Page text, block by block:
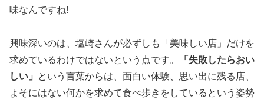
味なんですね!
興味深いのは、塩崎さんが必ずしも「美味しい店」だけを
求めているわけではないという点です。
「失敗したらおい
しい」
という言葉からは、面白い体験、思い出に残る店、
よそにはない何かを求めて食べ歩きをしているという姿勢